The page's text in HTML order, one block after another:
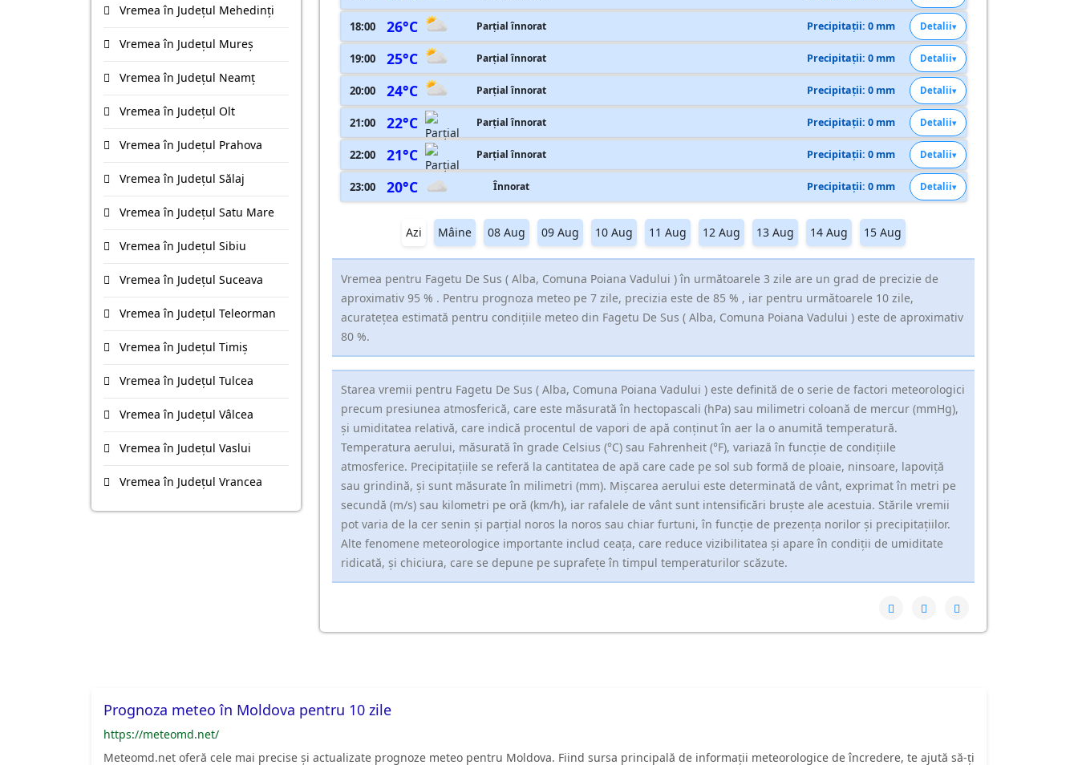
Vremea în Județul Mehedinţi
Vremea în Județul Mureş
Vremea în Județul Neamţ
Vremea în Județul Olt
Vremea în Județul Prahova
Vremea în Județul Sălaj
Vremea în Județul Satu Mare
Vremea în Județul Sibiu
Vremea în Județul Suceava
Vremea în Județul Teleorman
Vremea în Județul Timiş
Vremea în Județul Tulcea
Vremea în Județul Vâlcea
Vremea în Județul Vaslui
Vremea în Județul Vrancea
18:00 26°C Parțial înnorat Precipitații: 0 mm Detalii
19:00 25°C Parțial înnorat Precipitații: 0 mm Detalii
20:00 24°C Parțial înnorat Precipitații: 0 mm Detalii
21:00 22°C Parțial înnorat Precipitații: 0 mm Detalii
22:00 21°C Parțial înnorat Precipitații: 0 mm Detalii
23:00 20°C Înnorat Precipitații: 0 mm Detalii
Azi Mâine 08 Aug 09 Aug 10 Aug 11 Aug 12 Aug 13 Aug 14 Aug 15 Aug
Vremea pentru Fagetu De Sus ( Alba, Comuna Poiana Vadului ) în următoarele 3 zile are un grad de precizie de
aproximativ 95 % . Pentru prognoza meteo pe 7 zile, precizia este de 85 % , iar pentru următoarele 10 zile,
acuratețea estimată pentru condițiile meteo din Fagetu De Sus ( Alba, Comuna Poiana Vadului ) este de aproximativ
80 %.
Starea vremii pentru Fagetu De Sus ( Alba, Comuna Poiana Vadului ) este definită de o serie de factori meteorologici
precum presiunea atmosferică, care este măsurată în hectopascali (hPa) sau milimetri coloană de mercur (mmHg),
și umiditatea relativă, care indică procentul de vapori de apă conținut în aer la o anumită temperatură.
Temperatura aerului, măsurată în grade Celsius (°C) sau Fahrenheit (°F), variază în funcție de condițiile
atmosferice. Precipitațiile se referă la cantitatea de apă care cade pe sol sub formă de ploaie, ninsoare, lapoviță
sau grindină, și sunt măsurate în milimetri (mm). Mișcarea aerului este determinată de vânt, exprimat în metri pe
secundă (m/s) sau kilometri pe oră (km/h), iar rafalele de vânt sunt intensificări bruște ale acestuia. Stările vremii
pot varia de la cer senin și parțial noros la noros sau chiar furtuni, în funcție de prezența norilor și precipitațiilor.
Alte fenomene meteorologice importante includ ceața, care reduce vizibilitatea și apare în condiții de umiditate
ridicată, și chiciura, care se depune pe suprafețe în timpul temperaturilor scăzute.
Prognoza meteo în Moldova pentru 10 zile
https://meteomd.net/
Meteomd.net oferă cele mai precise și actualizate prognoze meteo pentru Moldova. Fiind sursa principală de informații meteorologice de încredere, te ajută să-ți